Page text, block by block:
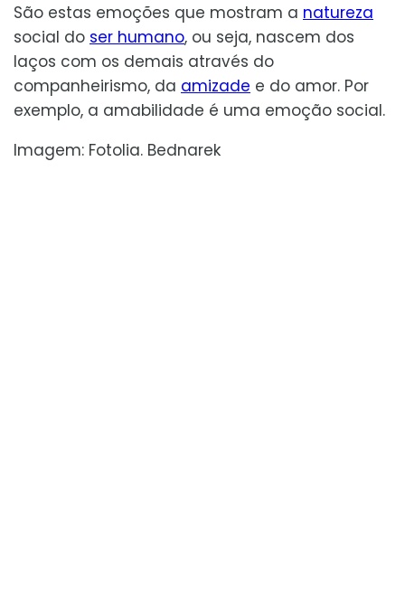
São estas emoções que mostram a natureza
social do ser humano, ou seja, nascem dos
laços com os demais através do
companheirismo, da amizade e do amor. Por
exemplo, a amabilidade é uma emoção social.
Imagem: Fotolia. Bednarek